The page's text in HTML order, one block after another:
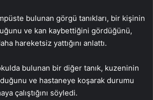
bulunan görgü tanıkları, bir kişinin
ve kan kaybettiğini gördüğünü,
hareketsiz yattığını anlattı.
okulda bulunan bir diğer tanık, kuzeninin
ve hastaneye koşarak durumu
çalıştığını söyledi.